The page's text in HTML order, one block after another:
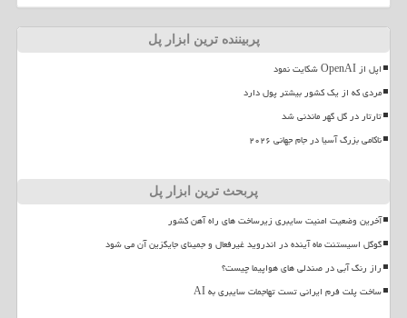
پربیننده ترین ابزار پل
اپل از OpenAI شکایت نمود
مردی که از یک کشور بیشتر پول دارد
تارتار در گل گهر ماندنی شد
ناکامی بزرگ آسیا در جام جهانی ۲۰۲۶
پربحث ترین ابزار پل
آخرین وضعیت امنیت سایبری زیرساخت های راه آهن کشور
گوگل اسیستنت ماه آینده در اندروید غیرفعال و جمینای جایگزین آن می شود
راز رنگ آبی در صندلی های هواپیما چیست؟
ساخت پلت فرم ایرانی تست تهاجمات سایبری به AI